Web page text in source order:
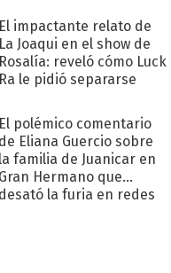
El impactante relato de
La Joaqui en el show de
Rosalía: reveló cómo Luck
Ra le pidió separarse
El polémico comentario
de Eliana Guercio sobre
la familia de Juanicar en
Gran Hermano que
desató la furia en redes